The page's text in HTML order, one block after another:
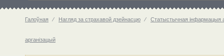
Галоўная ⁄ Нагляд за страхавой дзейнасцю ⁄ Статыстычная інфармацыя
арганізацый